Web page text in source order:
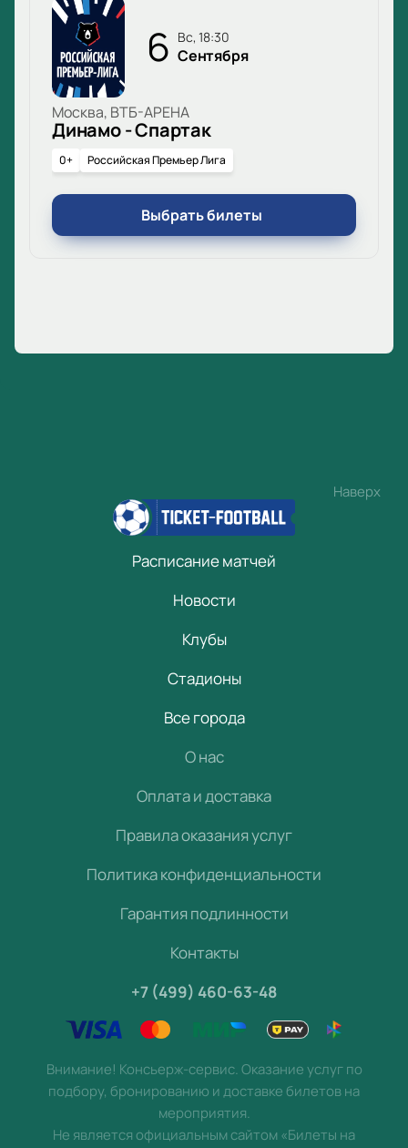
6 вс, 18:30
Сентября
Москва, ВТБ-АРЕНА
Динамо - Спартак
0+ Российская Премьер Лига
Выбрать билеты
Наверх
Расписание матчей
Новости
Клубы
Стадионы
Все города
О нас
Оплата и доставка
Правила оказания услуг
Политика конфиденциальности
Гарантия подлинности
Контакты
+7 (499) 460-63-48
Внимание! Консьерж-сервис. Оказание услуг по
подбору, бронированию и доставке билетов на
мероприятия.
Не является официальным сайтом «Билеты на